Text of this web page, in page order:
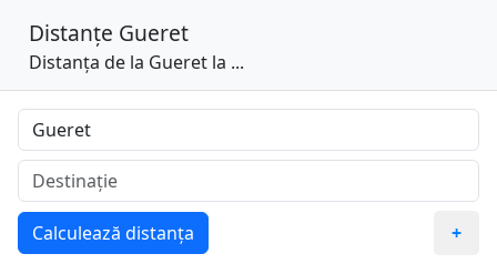
Distanțe Gueret
Distanța de la Gueret la ...
Calculează distanța +